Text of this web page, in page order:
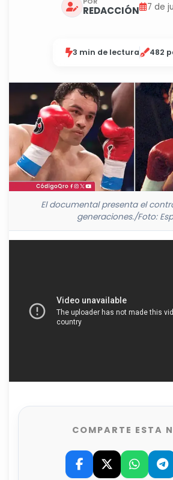
REDACCIÓN 7 de
3 min de lectura 482
El documental presenta el
generaciones./Foto:
COMPARTE ESTA